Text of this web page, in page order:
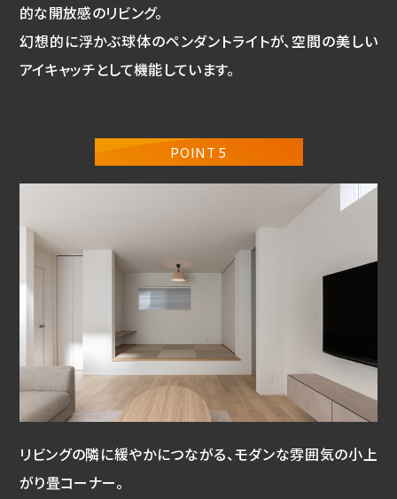
的な開放感のリビング。
幻想的に浮かぶ球体のペンダントライトが、空間の美しい
アイキャッチとして機能しています。
POINT 5
リビングの隣に緩やかにつながる、モダンな雰囲気の小上
がり畳コーナー。